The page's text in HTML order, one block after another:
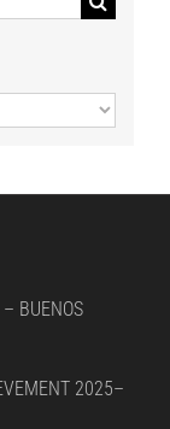
BUENOS
2025–